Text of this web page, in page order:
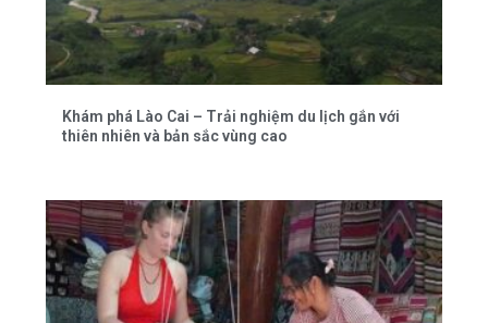
Khám phá Lào Cai – Trải nghiệm du lịch gắn với
thiên nhiên và bản sắc vùng cao